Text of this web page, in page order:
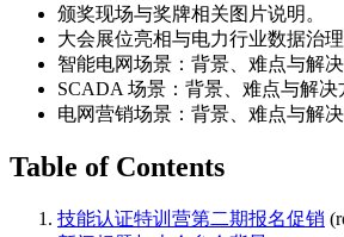
颁奖现场与奖牌相关图片说明。
大会展位亮相与电力行业数据治理
智能电网场景：背景、难点与解决
SCADA 场景：背景、难点与解决
电网营销场景：背景、难点与解决
Table of Contents
技能认证特训营第二期报名促销